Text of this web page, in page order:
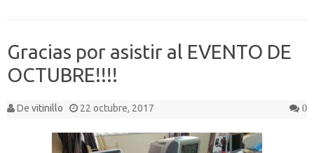
Gracias por asistir al EVENTO DE
OCTUBRE!!!!
De vitinillo 22 octubre, 2017 0